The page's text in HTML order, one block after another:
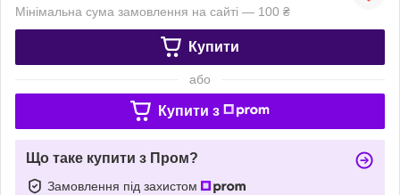
Мінімальна сума замовлення на сайті — 100 ₴
Купити
або
Купити з
Що таке купити з Пром?
Замовлення під захистом